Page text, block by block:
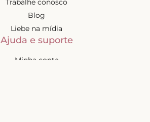
Trabalhe conosco
Blog
Liebe na mídia
Ajuda e suporte
Minha conta